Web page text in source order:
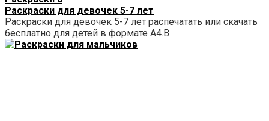
Раскраски для девочек 5-7 лет
Раскраски для девочек 5-7 лет распечатать или скачать
бесплатно для детей в формате А4.В